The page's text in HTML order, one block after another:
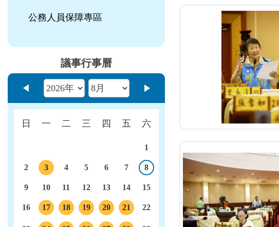
公務人員保障專區
議事行事曆
上個月
日 一 二 三 四 五 六
1
2
3
4 5 6 7
8
9
10 11 12 13 14 15
16
17
議程
18
議程
19
議程
20
議程
21
議程
22